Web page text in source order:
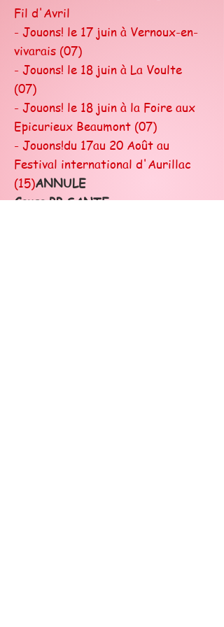
Fil d'Avril
- Jouons! le 17 juin à Vernoux-en-
vivarais (07)
- Jouons! le 18 juin à La Voulte
(07)
- Jouons! le 18 juin à la Foire aux
Epicurieux Beaumont (07)
- Jouons!du 17au 20 Août au
Festival international d'Aurillac
(15)ANNULE
Cause PB SANTE